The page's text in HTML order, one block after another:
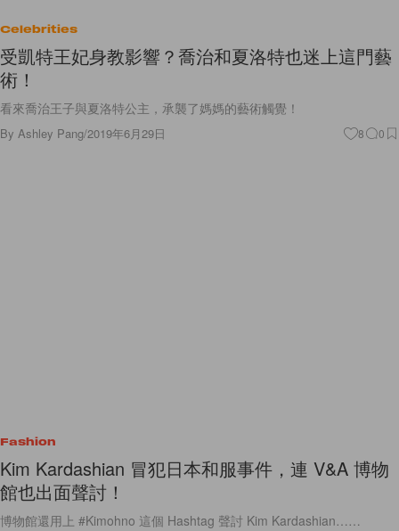
Celebrities
受凱特王妃身教影響？喬治和夏洛特也迷上這門藝
術！
看來喬治王子與夏洛特公主，承襲了媽媽的藝術觸覺！
By Ashley Pang/2019年6月29日 8 0
Fashion
Kim Kardashian 冒犯日本和服事件，連 V&A 博物
館也出面聲討！
博物館還用上 #Kimohno 這個 Hashtag 聲討 Kim Kardashian……